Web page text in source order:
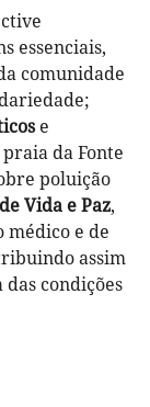
essenciais,
comunidade
e
da Fonte
poluição
Vida e Paz,
e de
assim
condições